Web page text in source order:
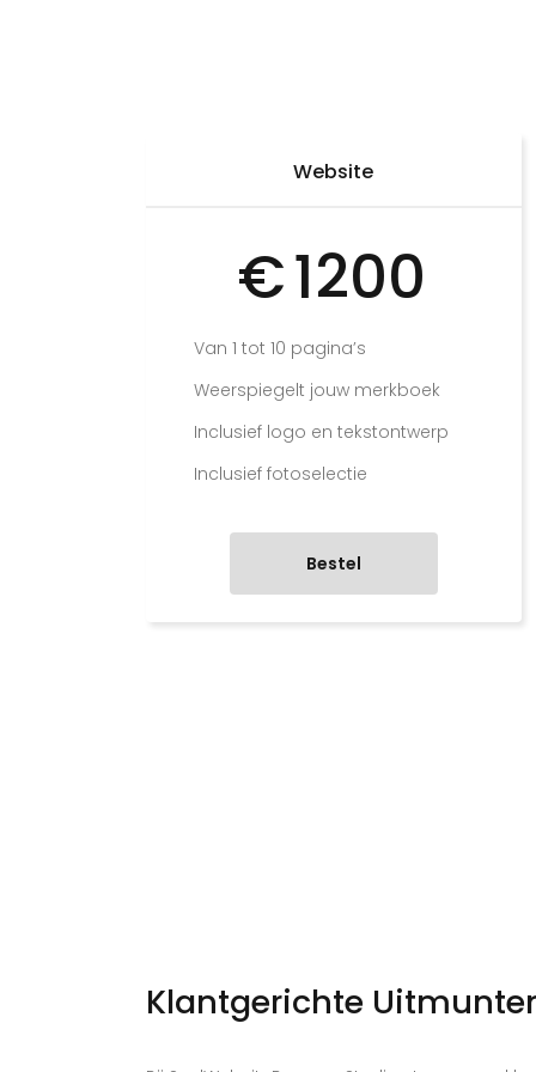
Website
€1200
Van 1 tot 10 pagina’s
Weerspiegelt jouw merkboek
Inclusief logo en tekstontwerp
Inclusief fotoselectie
Bestel
Klantgerichte